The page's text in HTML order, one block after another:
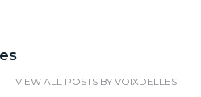
VIEW ALL POSTS BY VOIXDELLES